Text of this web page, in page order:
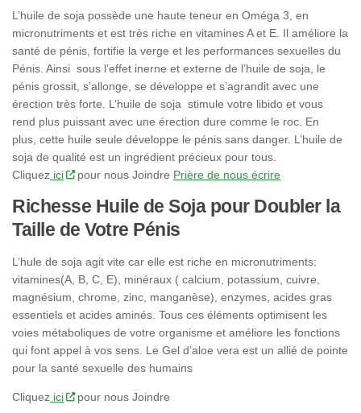
L’huile de soja possède une haute teneur en Oméga 3, en
micronutriments et est très riche en vitamines A et E. Il améliore la
santé de pénis, fortifie la verge et les performances sexuelles du
Pénis. Ainsi sous l’effet inerne et externe de l’huile de soja, le
pénis grossit, s’allonge, se développe et s’agrandit avec une
érection très forte. L’huile de soja stimule votre libido et vous
rend plus puissant avec une érection dure comme le roc. En
plus, cette huile seule développe le pénis sans danger. L’huile de
soja de qualité est un ingrédient précieux pour tous.
Cliquez ici pour nous Joindre Prière de nous écrire
Richesse Huile de Soja pour Doubler la
Taille de Votre Pénis
L’hule de soja agit vite car elle est riche en micronutriments:
vitamines(A, B, C, E), minéraux ( calcium, potassium, cuivre,
magnésium, chrome, zinc, manganèse), enzymes, acides gras
essentiels et acides aminés. Tous ces éléments optimisent les
voies métaboliques de votre organisme et améliore les fonctions
qui font appel à vos sens. Le Gel d’aloe vera est un allié de pointe
pour la santé sexuelle des humains
Cliquez ici pour nous Joindre